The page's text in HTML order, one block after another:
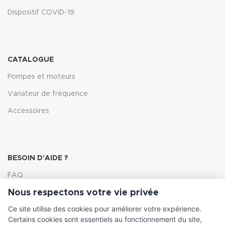
Dispositif COVID-19
CATALOGUE
Pompes et moteurs
Variateur de fréquence
Accessoires
BESOIN D'AIDE ?
FAQ
Lexique
Comment choisir ma pompe
Nous respectons votre vie privée
Ce site utilise des cookies pour améliorer votre expérience.
Certains cookies sont essentiels au fonctionnement du site,